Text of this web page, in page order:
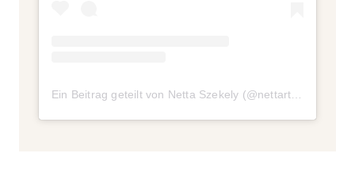
Ein Beitrag geteilt von Netta Szekely (@nettart)am